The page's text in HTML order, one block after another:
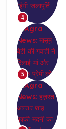
4
5